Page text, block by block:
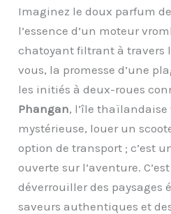
Imaginez le doux parfum
l’essence d’un moteur
chatoyant filtrant à travers
vous, la promesse d’une
les initiés à deux-roues
Phangan, l’île
mystérieuse, louer un
option de transport ; c’est
ouverte sur l’aventure.
déverrouiller des paysages
saveurs authentiques et